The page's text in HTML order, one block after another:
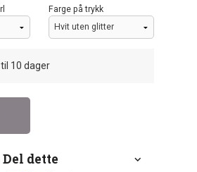
Farge på trykk
10 dager
Del dette